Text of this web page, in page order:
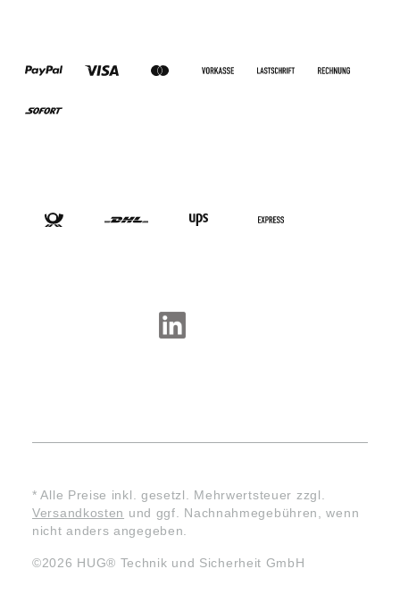
* Alle Preise inkl. gesetzl. Mehrwertsteuer zzgl.
Versandkosten und ggf. Nachnahmegebühren, wenn
nicht anders angegeben.
©2026 HUG® Technik und Sicherheit GmbH